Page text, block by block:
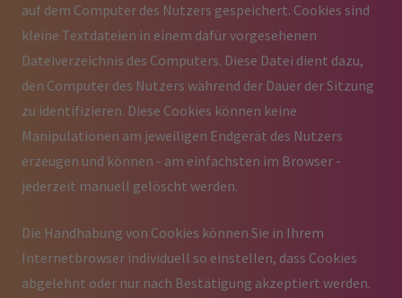
auf dem Computer des Nutzers gespeichert. Cookies sind
kleine Textdateien in einem dafür vorgesehenen
Dateiverzeichnis des Computers. Diese Datei dient dazu,
den Computer des Nutzers während der Dauer der Sitzung
zu identifizieren. Diese Cookies können keine
Manipulationen am jeweiligen Endgerät des Nutzers
erzeugen und können - am einfachsten im Browser -
jederzeit manuell gelöscht werden.
Die Handhabung von Cookies können Sie in Ihrem
Internetbrowser individuell so einstellen, dass Cookies
abgelehnt oder nur nach Bestätigung akzeptiert werden.